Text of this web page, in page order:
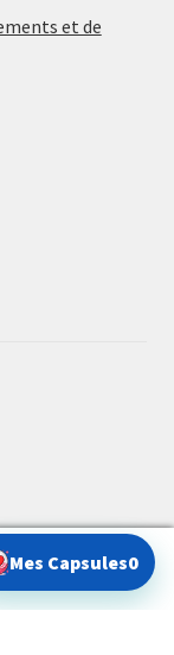
et de
.
0
Mes Capsules0